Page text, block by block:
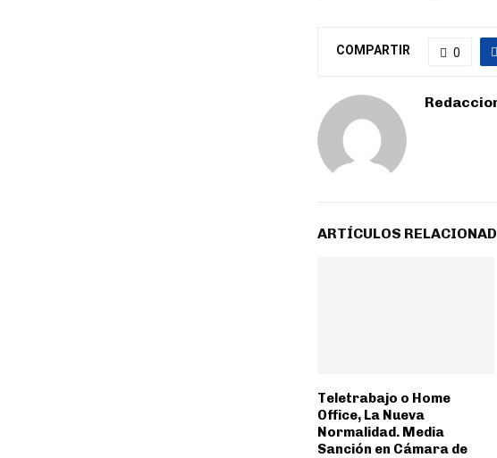
COMPARTIR 0
ARTÍCULOS
Teletrabajo o Home
Office, La Nueva
Normalidad. Media
Sanción en Cámara de